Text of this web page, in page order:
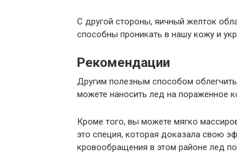
С другой стороны, яичный желток
способны проникать в нашу кожу и
Рекомендации
Другим полезным способом
можете наносить лед на пораженное
Кроме того, вы можете мягко
это специя, которая доказала свою
кровообращения в этом районе лед